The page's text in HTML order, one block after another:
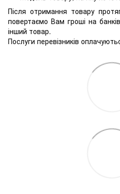
Після отримання товару
повертаємо Вам гроші на
інший товар.
Послуги перевізників